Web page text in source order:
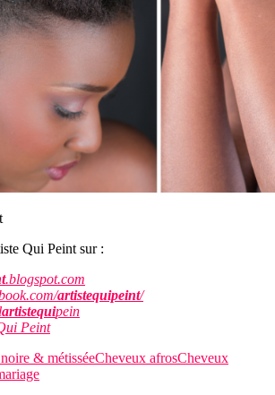
Qui Peint sur :
.blogspot.com
artistequipeint/
artistequipein
Peint
& métisséeCheveux afrosCheveux